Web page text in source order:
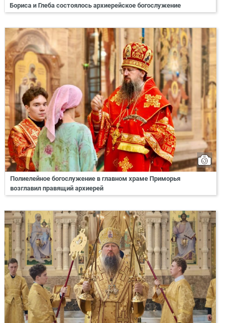
Бориса и Глеба состоялось архиерейское богослужение
Полиелейное богослужение в главном храме Приморья
возглавил правящий архиерей